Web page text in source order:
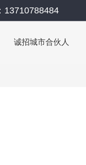
13710788484
诚招城市合伙人